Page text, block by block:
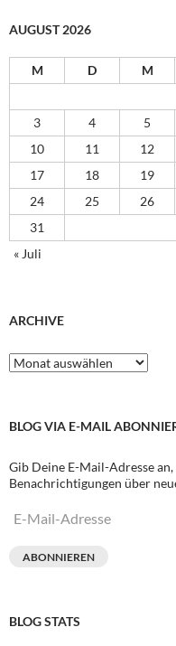
AUGUST 2026
M D M
3
4 5
10
11 12
17
18 19
24
25 26
31
« Juli
ARCHIVE
Archive
BLOG VIA E-MAIL
Gib Deine E-Mail-Adresse
Benachrichtigungen über
E-
ABONNIEREN
BLOG STATS